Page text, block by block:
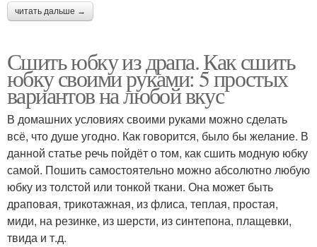
читать дальше →
Сшить юбку из драпа. Как сшить
юбку своими руками: 5 простых
вариантов на любой вкус
В домашних условиях своими руками можно сделать
всё, что душе угодно. Как говорится, было бы желание. В
данной статье речь пойдёт о том, как сшить модную юбку
самой. Пошить самостоятельно можно абсолютно любую
юбку из толстой или тонкой ткани. Она может быть
драповая, трикотажная, из флиса, теплая, простая,
миди, на резинке, из шерсти, из синтепона, плащевки,
твида и т.д.